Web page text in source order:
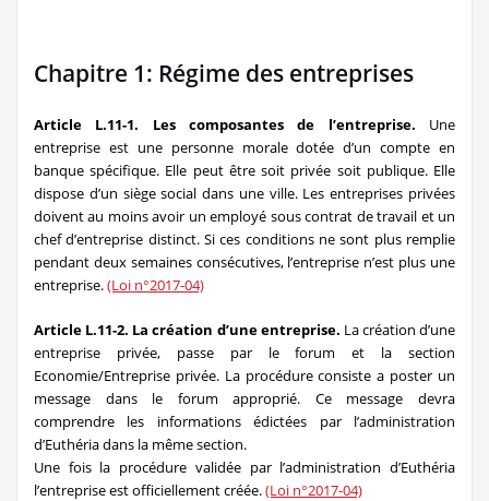
Chapitre 1: Régime des entreprises
Article L.11-1. Les composantes de l’entreprise. Une
entreprise est une personne morale dotée d’un compte en
banque spécifique. Elle peut être soit privée soit publique. Elle
dispose d’un siège social dans une ville. Les entreprises privées
doivent au moins avoir un employé sous contrat de travail et un
chef d’entreprise distinct. Si ces conditions ne sont plus remplie
pendant deux semaines consécutives, l’entreprise n’est plus une
entreprise.(Loi n°2017-04)
Article L.11-2. La création d’une entreprise. La création d’une
entreprise privée, passe par le forum et la section
Economie/Entreprise privée. La procédure consiste a poster un
message dans le forum approprié. Ce message devra
comprendre les informations édictées par l’administration
d’Euthéria dans la même section.
Une fois la procédure validée par l’administration d’Euthéria
l’entreprise est officiellement créée.(Loi n°2017-04)